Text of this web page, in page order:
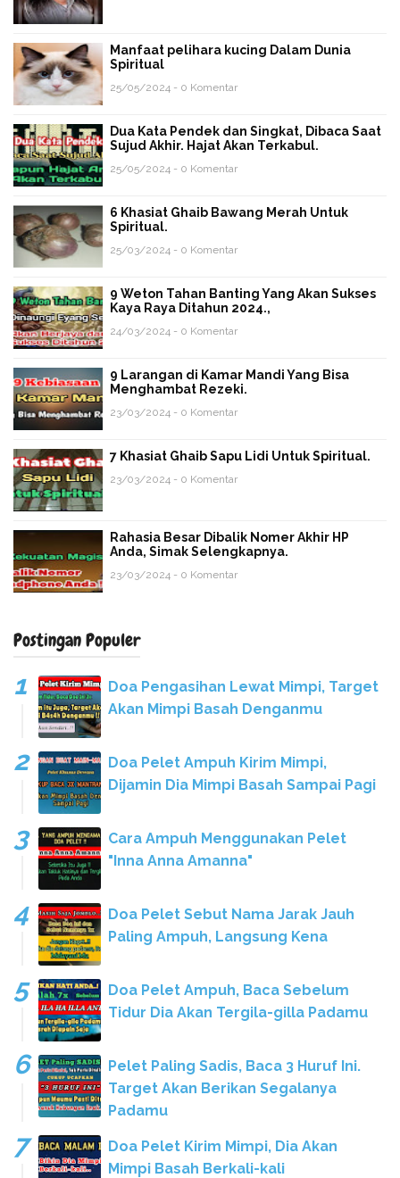
Manfaat pelihara kucing Dalam Dunia
Spiritual
25/05/2024 - 0 Komentar
Dua Kata Pendek dan Singkat, Dibaca Saat
Sujud Akhir. Hajat Akan Terkabul.
25/05/2024 - 0 Komentar
6 Khasiat Ghaib Bawang Merah Untuk
Spiritual.
25/03/2024 - 0 Komentar
9 Weton Tahan Banting Yang Akan Sukses
Kaya Raya Ditahun 2024.,
24/03/2024 - 0 Komentar
9 Larangan di Kamar Mandi Yang Bisa
Menghambat Rezeki.
23/03/2024 - 0 Komentar
7 Khasiat Ghaib Sapu Lidi Untuk Spiritual.
23/03/2024 - 0 Komentar
Rahasia Besar Dibalik Nomer Akhir HP
Anda, Simak Selengkapnya.
23/03/2024 - 0 Komentar
Postingan Populer
Doa Pengasihan Lewat Mimpi, Target
Akan Mimpi Basah Denganmu
Doa Pelet Ampuh Kirim Mimpi,
Dijamin Dia Mimpi Basah Sampai Pagi
Cara Ampuh Menggunakan Pelet
"Inna Anna Amanna"
Doa Pelet Sebut Nama Jarak Jauh
Paling Ampuh, Langsung Kena
Doa Pelet Ampuh, Baca Sebelum
Tidur Dia Akan Tergila-gilla Padamu
Pelet Paling Sadis, Baca 3 Huruf Ini.
Target Akan Berikan Segalanya
Padamu
Doa Pelet Kirim Mimpi, Dia Akan
Mimpi Basah Berkali-kali